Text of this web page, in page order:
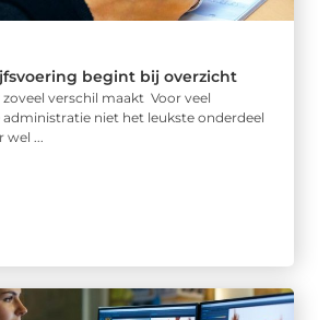
begint bij overzicht
verschil maakt Voor veel
niet het leukste onderdeel
...